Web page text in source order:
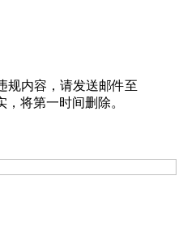
规内容，请发送邮件至
，将第一时间删除。